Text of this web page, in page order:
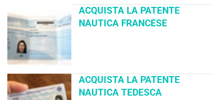
ACQUISTA LA PATENTE
NAUTICA FRANCESE
ACQUISTA LA PATENTE
NAUTICA TEDESCA